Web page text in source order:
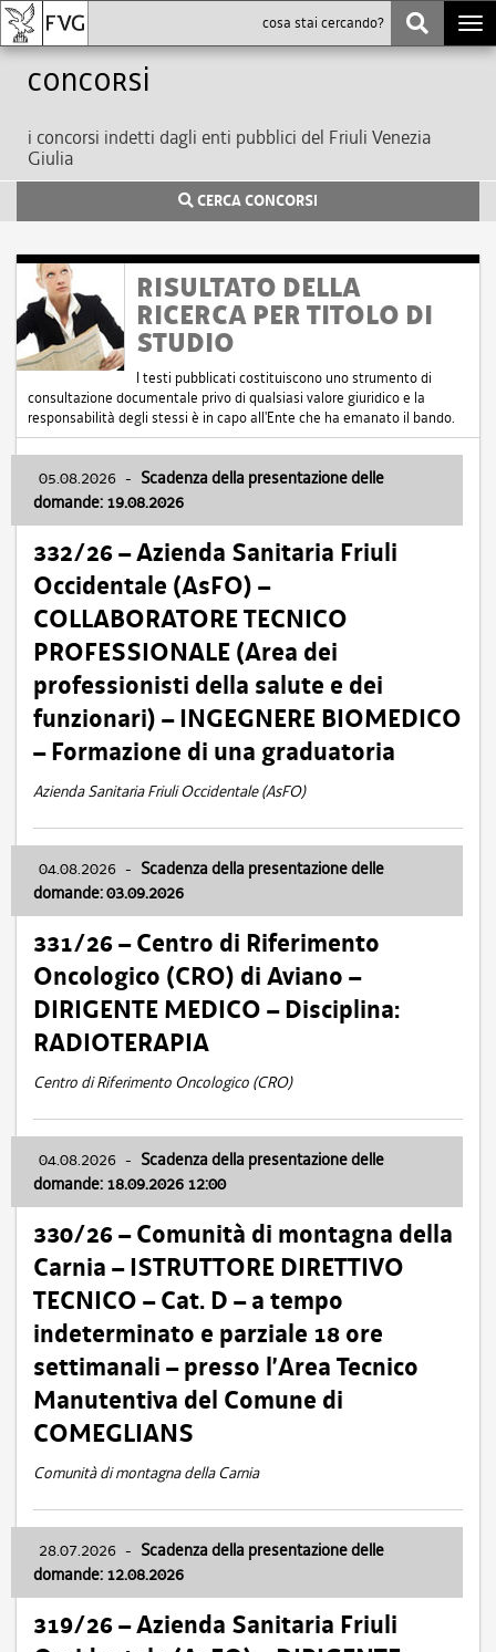
Concorsi
i concorsi indetti dagli enti pubblici del Friuli Venezia
Giulia
CERCA CONCORSI
RISULTATO DELLA
RICERCA PER TITOLO DI
STUDIO
I testi pubblicati costituiscono uno strumento di
consultazione documentale privo di qualsiasi valore giuridico e la
responsabilità degli stessi è in capo all'Ente che ha emanato il bando.
05.08.2026 - Scadenza della presentazione delle
domande: 19.08.2026
332/26 – Azienda Sanitaria Friuli
Occidentale (AsFO) –
COLLABORATORE TECNICO
PROFESSIONALE (Area dei
professionisti della salute e dei
funzionari) – INGEGNERE BIOMEDICO
– Formazione di una graduatoria
Azienda Sanitaria Friuli Occidentale (AsFO)
04.08.2026 - Scadenza della presentazione delle
domande: 03.09.2026
331/26 – Centro di Riferimento
Oncologico (CRO) di Aviano –
DIRIGENTE MEDICO – Disciplina:
RADIOTERAPIA
Centro di Riferimento Oncologico (CRO)
04.08.2026 - Scadenza della presentazione delle
domande: 18.09.2026 12:00
330/26 – Comunità di montagna della
Carnia – ISTRUTTORE DIRETTIVO
TECNICO – Cat. D – a tempo
indeterminato e parziale 18 ore
settimanali – presso l’Area Tecnico
Manutentiva del Comune di
COMEGLIANS
Comunità di montagna della Carnia
28.07.2026 - Scadenza della presentazione delle
domande: 12.08.2026
319/26 – Azienda Sanitaria Friuli